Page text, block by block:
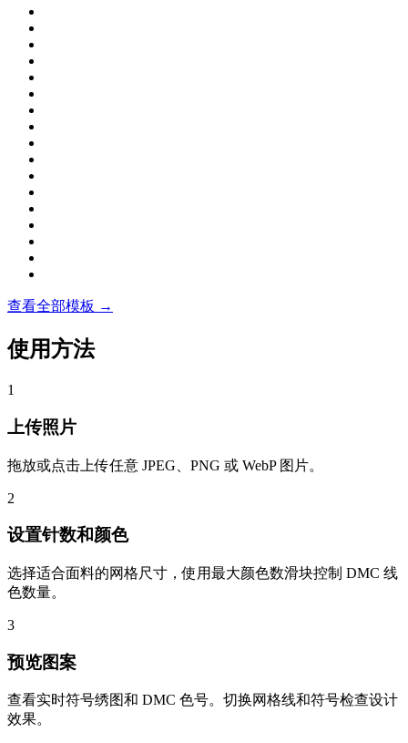
查看全部模板 →
使用方法
1
上传照片
拖放或点击上传任意 JPEG、PNG 或 WebP 图片。
2
设置针数和颜色
选择适合面料的网格尺寸，使用最大颜色数滑块控制 DMC 线
色数量。
3
预览图案
查看实时符号绣图和 DMC 色号。切换网格线和符号检查设计
效果。